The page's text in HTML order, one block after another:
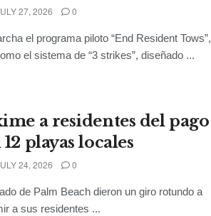
27, 2026 0
el programa piloto “End Resident Tows”,
el sistema de “3 strikes”, diseñado ...
a residentes del pago
playas locales
24, 2026 0
de Palm Beach dieron un giro rotundo a
a sus residentes ...